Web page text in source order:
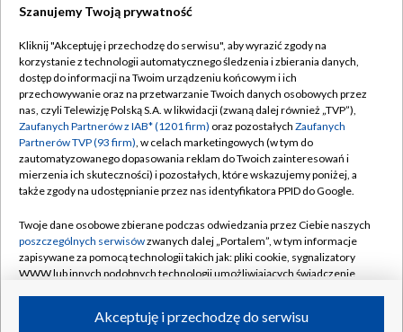
TVP
Abonament TVP
Emisja w TVP
Centrum informacji TVP
Naziemna Telewizja Cyfrowa
Rada Programowa
System NOS
Informacje o nadawcy
Program dla prasy
Regulamin TVP
Polityka prywatności
Moje zgody
Pomoc
Kontakt
Kanały
Szanujemy Twoją prywatność
Kliknij "Akceptuję i przechodzę do serwisu", aby wyrazić zgody na
korzystanie z technologii automatycznego śledzenia i zbierania danych,
dostęp do informacji na Twoim urządzeniu końcowym i ich
przechowywanie oraz na przetwarzanie Twoich danych osobowych przez
nas, czyli Telewizję Polską S.A. w likwidacji (zwaną dalej również „TVP”),
Zaufanych Partnerów z IAB* (1201 firm) oraz pozostałych Zaufanych
Partnerów TVP (93 firm), w celach marketingowych (w tym do
zautomatyzowanego dopasowania reklam do Twoich zainteresowań i
mierzenia ich skuteczności) i pozostałych, które wskazujemy poniżej, a
także zgody na udostępnianie przez nas identyfikatora PPID do Google.
Twoje dane osobowe zbierane podczas odwiedzania przez Ciebie naszych
poszczególnych serwisówzwanych dalej „Portalem”, w tym informacje
zapisywane za pomocą technologii takich jak: pliki cookie, sygnalizatory
WWW lub innych podobnych technologii umożliwiających świadczenie
ruchu w Internecie.Akceptuję i przechodzę do serwisu